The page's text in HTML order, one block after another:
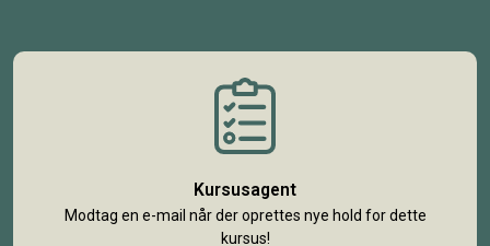
Kursusagent
Modtag en e-mail når der oprettes nye hold for dette
kursus!